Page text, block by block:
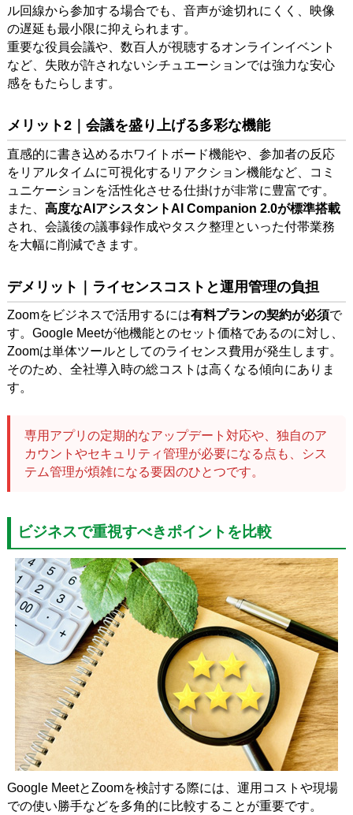
ル回線から参加する場合でも、音声が途切れにくく、映像
の遅延も最小限に抑えられます。
重要な役員会議や、数百人が視聴するオンラインイベント
など、失敗が許されないシチュエーションでは強力な安心
感をもたらします。
メリット2｜会議を盛り上げる多彩な機能
直感的に書き込めるホワイトボード機能や、参加者の反応
をリアルタイムに可視化するリアクション機能など、コミ
ュニケーションを活性化させる仕掛けが非常に豊富です。
また、 高度なAIアシスタントAI Companion 2.0が標準搭載
され、会議後の議事録作成やタスク整理といった付帯業務
を大幅に削減できます。
デメリット｜ライセンスコストと運用管理の負担
Zoomをビジネスで活用するには有料プランの契約が必須で
す。Google Meetが他機能とのセット価格であるのに対し、
Zoomは単体ツールとしてのライセンス費用が発生します。
そのため、全社導入時の総コストは高くなる傾向にありま
す。
専用アプリの定期的なアップデート対応や、独自のア
カウントやセキュリティ管理が必要になる点も、シス
テム管理が煩雑になる要因のひとつです。
ビジネスで重視すべきポイントを比較
Google MeetとZoomを検討する際には、運用コストや現場
での使い勝手などを多角的に比較することが重要です。